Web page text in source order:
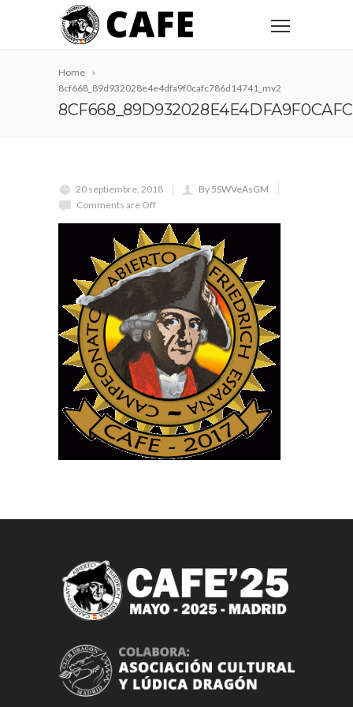
Home
8cf668_89d932028e4e4dfa9f0cafc786d14741_mv2
20 septiembre, 2018
By 5SWVeAsGM
Comments are Off